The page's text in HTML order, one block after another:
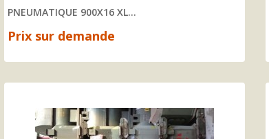
PNEUMATIQUE 900X16 XL...
Prix sur demande